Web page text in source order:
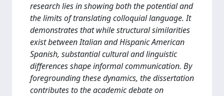
research lies in showing both the potential and
the limits of translating colloquial language. It
demonstrates that while structural similarities
exist between Italian and Hispanic American
Spanish, substantial cultural and linguistic
differences shape informal communication. By
foregrounding these dynamics, the dissertation
contributes to the academic debate on